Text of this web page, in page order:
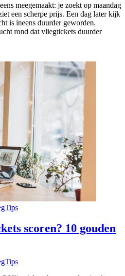
meegemaakt: je zoekt op maandag
een scherpe prijs. Een dag later kijk
is ineens duurder geworden.
rond dat vliegtickets duurder
scoren? 10 gouden